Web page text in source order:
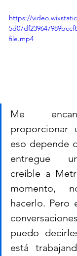
https://
file.mp4
Me
proporcionar
eso depende
entregue
creíble a
momento,
hacerlo. Pero
puedo
está